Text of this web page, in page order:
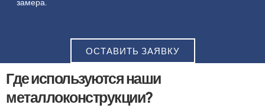
замера.
ОСТАВИТЬ ЗАЯВКУ
Где используются наши
металлоконструкции?